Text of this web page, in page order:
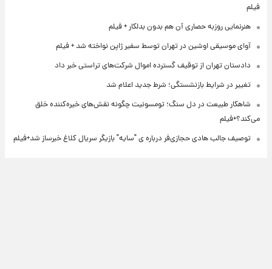
فیلم
هنرنمایی روزبه حصاری آن هم بدون بدلکار + فیلم
آوای موسیقی اوشین در تهران توسط سفیر ژاپن نواخته شد + فیلم
دادستان تهران از توقیف گسترده اموال شرکت‌های تراستی خبر داد
تغییر در شرایط بازنشستگی؛ شرط جدید اعلام شد
شاهکار طبیعت در دل سنگ؛ تومسونیت چگونه نقش‌های خیره‌کننده خلق
می‌کند؟+فیلم
توصیف جالب هادی حجازی‌فر درباره ی "سایه" بازیگر سریال کلاغ خبرساز شد+فیلم